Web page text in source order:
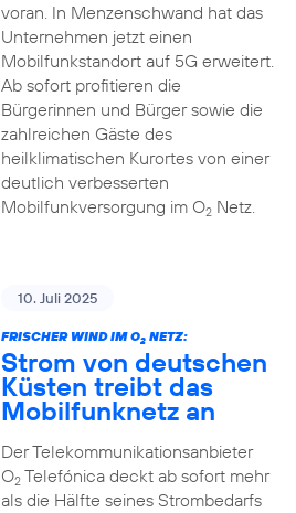
voran. In Menzenschwand hat das
Unternehmen jetzt einen
Mobilfunkstandort auf 5G erweitert.
Ab sofort profitieren die
Bürgerinnen und Bürger sowie die
zahlreichen Gäste des
heilklimatischen Kurortes von einer
deutlich verbesserten
Mobilfunkversorgung im O2Netz.
10. Juli 2025
FRISCHER WIND IM O2NETZ:
Strom von deutschen
Küsten treibt das
Mobilfunknetz an
Der Telekommunikationsanbieter
O2Telefónica deckt ab sofort mehr
als die Hälfte seines Strombedarfs